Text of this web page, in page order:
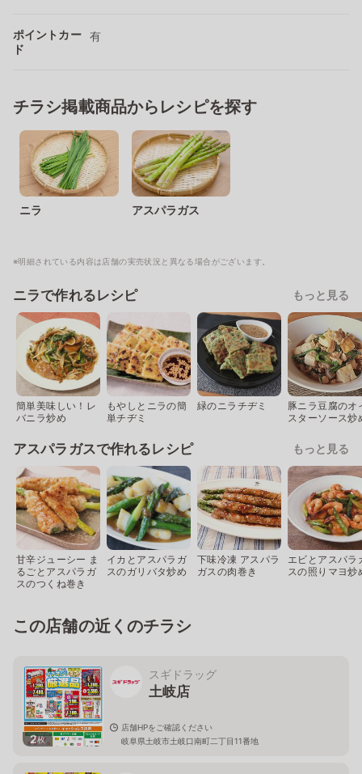
ポイントカー
ド
有
チラシ掲載商品からレシピを探す
ニラ アスパラガス
※明細されている内容は店舗の実売状況と異なる場合がございます。
ニラで作れるレシピ もっと見る
簡単美味しい！レ
バニラ炒め
もやしとニラの簡
単チヂミ
緑のニラチヂミ
豚ニラ豆腐のオ
スターソース炒
アスパラガスで作れるレシピ もっと見る
甘辛ジューシー ま
るごとアスパラガ
スのつくね巻き
イカとアスパラガ
スのガリバタ炒め
下味冷凍 アスパラ
ガスの肉巻き
エビとアスパラ
スの照りマヨ炒
この店舗の近くのチラシ
2枚
スギドラッグ
土岐店
店舗HPをご確認ください
岐阜県土岐市土岐口南町二丁目11番地